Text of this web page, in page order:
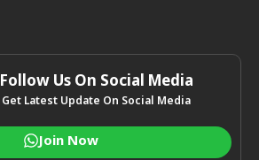
Follow Us On Social Media
Get Latest Update On Social Media
Join Now